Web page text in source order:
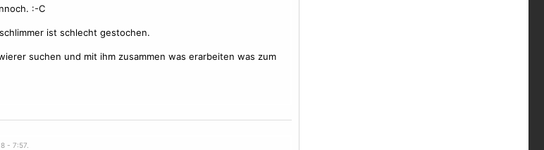
:-C
ist schlecht gestochen.
suchen und mit ihm zusammen was erarbeiten was zum
- 7:57.